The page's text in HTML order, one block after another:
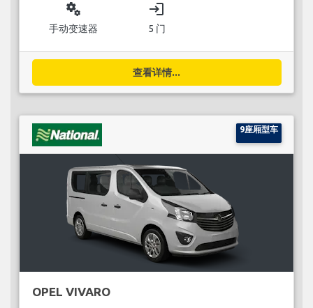
miscellaneous_services
手动变速器
login
5 门
查看详情...
9座厢型车
OPEL VIVARO